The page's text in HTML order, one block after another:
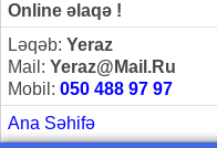
Online əlaqə !
Ləqəb: Yeraz
Mail: Yeraz@Mail.Ru
Mobil: 050 488 97 97
Ana Səhifə